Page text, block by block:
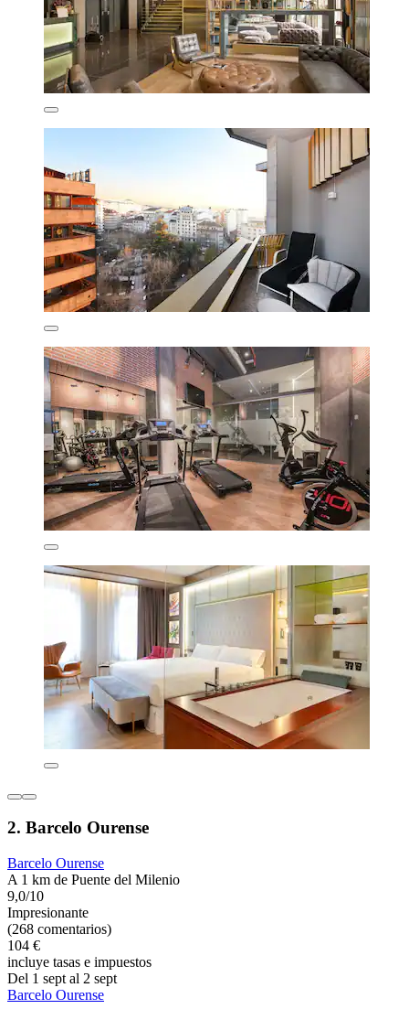
2. Barcelo Ourense
Barcelo Ourense
A 1 km de Puente del Milenio
9,0/10
Impresionante
(268 comentarios)
104 €
incluye tasas e impuestos
Del 1 sept al 2 sept
Barcelo Ourense